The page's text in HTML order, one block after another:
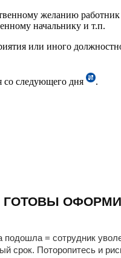
желанию работник
начальнику и т.п.
или иного
со следующего дня .
ГОТОВЫ
подошла = сотрудник
срок. Поторопитесь и